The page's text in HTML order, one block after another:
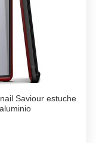
Saviour estuche